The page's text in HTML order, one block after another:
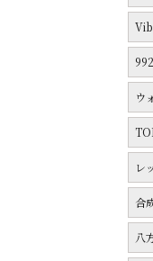
992
ウ
レ
合
八